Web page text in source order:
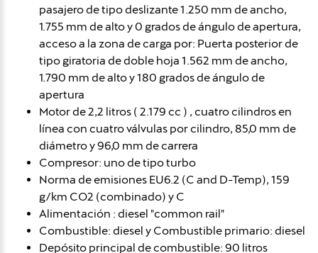
pasajero de tipo deslizante 1.250 mm de ancho,
1.755 mm de alto y 0 grados de ángulo de apertura,
acceso a la zona de carga por: Puerta posterior de
tipo giratoria de doble hoja 1.562 mm de ancho,
1.790 mm de alto y 180 grados de ángulo de
apertura
Motor de 2,2 litros ( 2.179 cc ) , cuatro cilindros en
línea con cuatro válvulas por cilindro, 85,0 mm de
diámetro y 96,0 mm de carrera
Compresor: uno de tipo turbo
Norma de emisiones EU6.2 (C and D-Temp), 159
g/km CO2 (combinado) y C
Alimentación : diesel "common rail"
Combustible: diesel y Combustible primario: diesel
Depósito principal de combustible: 90 litros